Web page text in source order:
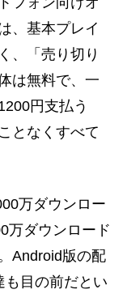
、基本プレイ
、「売り切り
は無料で、一
円支払う
となくすべて
万ダウンロー
万ダウンロード
Android版の配
も目の前だとい